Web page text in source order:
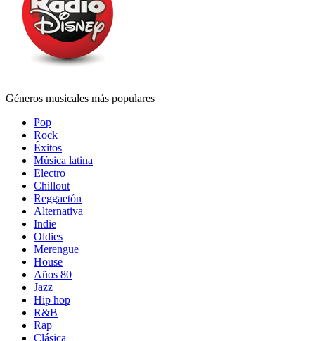
Géneros musicales más populares
Pop
Rock
Éxitos
Música latina
Electro
Chillout
Reggaetón
Alternativa
Indie
Oldies
Merengue
House
Años 80
Jazz
Hip hop
R&B
Rap
Clásica